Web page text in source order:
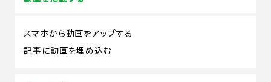
スマホから動画をアップする
記事に動画を埋め込む